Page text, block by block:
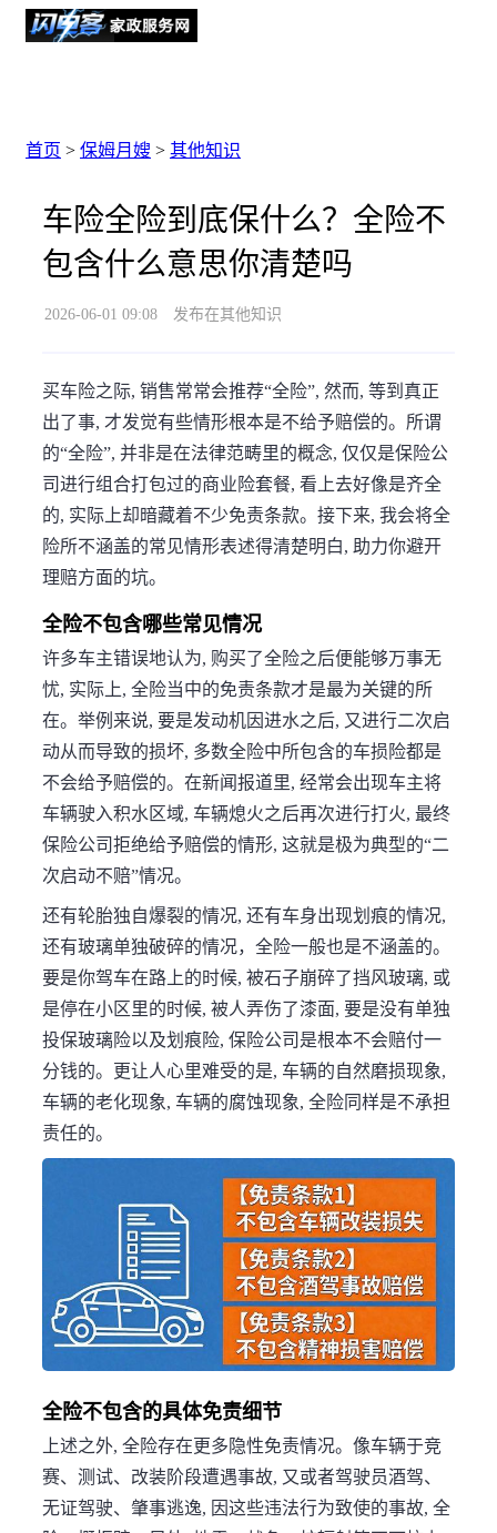
首页 > 保姆月嫂 > 其他知识
车险全险到底保什么？全险不
包含什么意思你清楚吗
2026-06-01 09:08 发布在其他知识
买车险之际, 销售常常会推荐“全险”, 然而, 等到真正
出了事, 才发觉有些情形根本是不给予赔偿的。所谓
的“全险”, 并非是在法律范畴里的概念, 仅仅是保险公
司进行组合打包过的商业险套餐, 看上去好像是齐全
的, 实际上却暗藏着不少免责条款。接下来, 我会将全
险所不涵盖的常见情形表述得清楚明白, 助力你避开
理赔方面的坑。
全险不包含哪些常见情况
许多车主错误地认为, 购买了全险之后便能够万事无
忧, 实际上, 全险当中的免责条款才是最为关键的所
在。举例来说, 要是发动机因进水之后, 又进行二次启
动从而导致的损坏, 多数全险中所包含的车损险都是
不会给予赔偿的。在新闻报道里, 经常会出现车主将
车辆驶入积水区域, 车辆熄火之后再次进行打火, 最终
保险公司拒绝给予赔偿的情形, 这就是极为典型的“二
次启动不赔”情况。
还有轮胎独自爆裂的情况, 还有车身出现划痕的情况,
还有玻璃单独破碎的情况，全险一般也是不涵盖的。
要是你驾车在路上的时候, 被石子崩碎了挡风玻璃, 或
是停在小区里的时候, 被人弄伤了漆面, 要是没有单独
投保玻璃险以及划痕险, 保险公司是根本不会赔付一
分钱的。更让人心里难受的是, 车辆的自然磨损现象,
车辆的老化现象, 车辆的腐蚀现象, 全险同样是不承担
责任的。
全险不包含的具体免责细节
上述之外, 全险存在更多隐性免责情况。像车辆于竞
赛、测试、改装阶段遭遇事故, 又或者驾驶员酒驾、
无证驾驶、肇事逃逸, 因这些违法行为致使的事故, 全